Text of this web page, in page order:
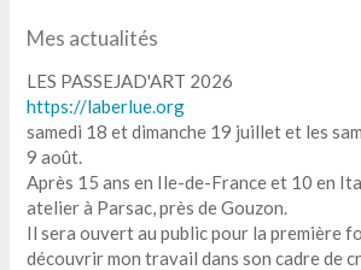
Mes actualités
LES PASSEJAD'ART 2026
https://laberlue.org
samedi 18 et dimanche 19 juillet et les
9 août.
Après 15 ans en Ile-de-France et 10 en
atelier à Parsac, près de Gouzon.
Il sera ouvert au public pour la première
découvrir mon travail dans son cadre de